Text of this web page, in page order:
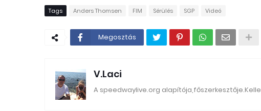
Tags Anders Thomsen FIM Sérülés SGP Videó
Megosztás
V.Laci
A speedwaylive.org